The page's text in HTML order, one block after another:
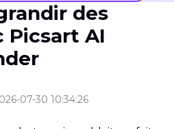
des
Picsart AI
07-30 10:34:26